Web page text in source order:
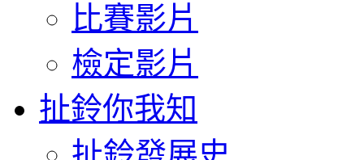
比賽影片
檢定影片
扯鈴你我知